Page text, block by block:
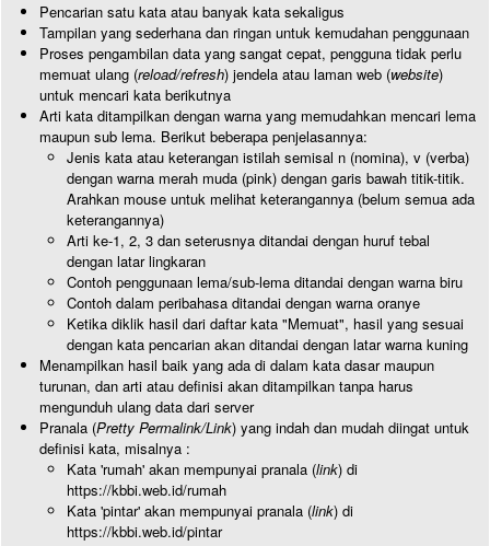
Pencarian satu kata atau banyak kata sekaligus
Tampilan yang sederhana dan ringan untuk kemudahan penggunaan
Proses pengambilan data yang sangat cepat, pengguna tidak perlu
memuat ulang (reload/refresh) jendela atau laman web (website)
untuk mencari kata berikutnya
Arti kata ditampilkan dengan warna yang memudahkan mencari lema
maupun sub lema. Berikut beberapa penjelasannya:
Jenis kata atau keterangan istilah semisal n (nomina), v (verba)
dengan warna merah muda (pink) dengan garis bawah titik-titik.
Arahkan mouse untuk melihat keterangannya (belum semua ada
keterangannya)
Arti ke-1, 2, 3 dan seterusnya ditandai dengan huruf tebal
dengan latar lingkaran
Contoh penggunaan lema/sub-lema ditandai dengan warna biru
Contoh dalam peribahasa ditandai dengan warna oranye
Ketika diklik hasil dari daftar kata "Memuat", hasil yang sesuai
dengan kata pencarian akan ditandai dengan latar warna kuning
Menampilkan hasil baik yang ada di dalam kata dasar maupun
turunan, dan arti atau definisi akan ditampilkan tanpa harus
mengunduh ulang data dari server
Pranala (Pretty Permalink/Link) yang indah dan mudah diingat untuk
definisi kata, misalnya :
Kata 'rumah' akan mempunyai pranala (link) di
https://kbbi.web.id/rumah
Kata 'pintar' akan mempunyai pranala (link) di
https://kbbi.web.id/pintar